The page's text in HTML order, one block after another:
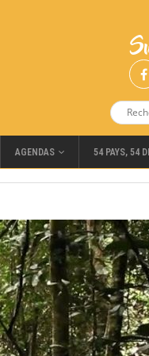
AGENDAS 54 PAYS, 54